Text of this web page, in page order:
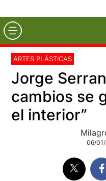
ARTES PLÁSTICAS
Jorge
cambios se
el interior”
06/